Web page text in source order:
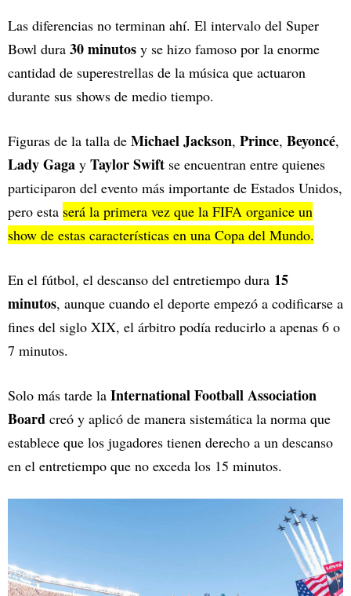
Las diferencias no terminan ahí. El intervalo del Super
Bowl dura 30 minutos y se hizo famoso por la enorme
cantidad de superestrellas de la música que actuaron
durante sus shows de medio tiempo.
Figuras de la talla de Michael Jackson, Prince, Beyoncé,
Lady Gaga y Taylor Swift se encuentran entre quienes
participaron del evento más importante de Estados Unidos,
pero esta será la primera vez que la FIFA organice un
show de estas características en una Copa del Mundo.
En el fútbol, el descanso del entretiempo dura 15
minutos, aunque cuando el deporte empezó a codificarse a
fines del siglo XIX, el árbitro podía reducirlo a apenas 6 o
7 minutos.
Solo más tarde la International Football Association
Board creó y aplicó de manera sistemática la norma que
establece que los jugadores tienen derecho a un descanso
en el entretiempo que no exceda los 15 minutos.